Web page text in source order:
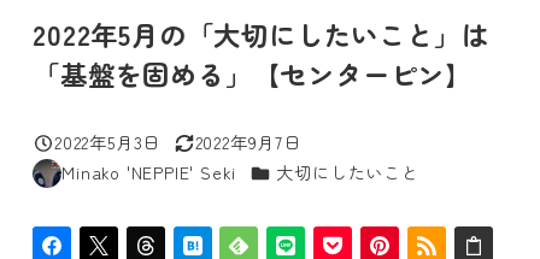
2022年5月の「大切にしたいこと」は
「基盤を固める」【センターピン】
投稿日
2022年5月3日
更新日
2022年9月7日
著
Minako 'NEPPIE' Seki カテゴリー
大切にしたいこと